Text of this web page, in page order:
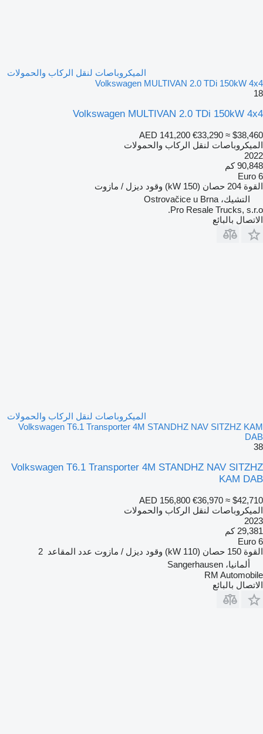
الميكروباصات لنقل الركاب والحمولات
Volkswagen MULTIVAN 2.0 TDi 150kW 4x4
18
Volkswagen MULTIVAN 2.0 TDi 150kW 4x4
AED 141,200 €33,290 ≈ $38,460
الميكروباصات لنقل الركاب والحمولات
2022
90,848 كم
Euro 6
القوة 204 حصان (150 kW) وقود ديزل / مازوت
التشيك، Ostrovačice u Brna
Pro Resale Trucks, s.r.o.
الاتصال بالبائع
الميكروباصات لنقل الركاب والحمولات
Volkswagen T6.1 Transporter 4M STANDHZ NAV SITZHZ KAM
DAB
38
Volkswagen T6.1 Transporter 4M STANDHZ NAV SITZHZ
KAM DAB
AED 156,800 €36,970 ≈ $42,710
الميكروباصات لنقل الركاب والحمولات
2023
29,381 كم
Euro 6
القوة 150 حصان (110 kW) وقود ديزل / مازوت عدد المقاعد 2
ألمانيا، Sangerhausen
RM Automobile
الاتصال بالبائع